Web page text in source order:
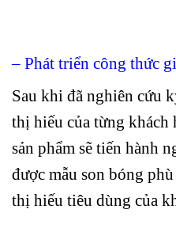
– Phát triển công thức
Sau khi đã nghiên cứu
thị hiếu của từng khách
sản phẩm sẽ tiến hành
được mẫu son bóng
thị hiếu tiêu dùng của